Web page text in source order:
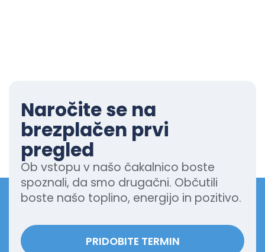
Naročite se na
brezplačen prvi
pregled
Ob vstopu v našo čakalnico boste
spoznali, da smo drugačni. Občutili
boste našo toplino, energijo in pozitivo.
PRIDOBITE TERMIN